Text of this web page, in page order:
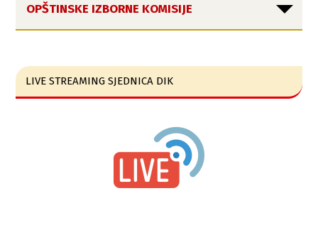
OPŠTINSKE IZBORNE KOMISIJE
LIVE STREAMING SJEDNICA DIK